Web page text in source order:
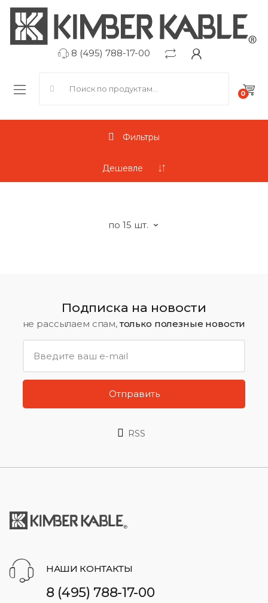
8 (495) 788-17-00
0
Фильтры
Подписка на новости
не рассылаем спам,только полезные новости
Отправить
RSS
НАШИ КОНТАКТЫ
8 (495) 788-17-00